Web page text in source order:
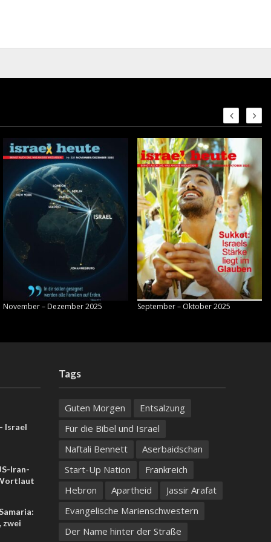
November – Dezember 2025 September – Oktober 2025
Israel
Iran-
zwei
Tags
Guten Morgen
Entsalzung
Für die Bibel und Israel
Naftali Bennett
Aserbaidschan
Start-Up Nation
Frankreich
Hebron
Apartheid
Jassir Arafat
Evangelische Marienschwestern
Der Name hinter der Straße